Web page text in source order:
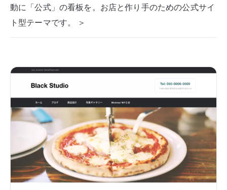
動に「公式」の看板を。お店と作り手のための公式サイ
ト型テーマです。 ＞